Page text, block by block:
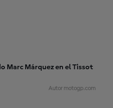
Marc Márquez en el Tissot
Autor motogp.com